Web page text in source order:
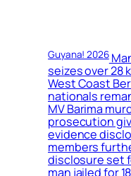
Guyana! 2026
seizes over 28
West Coast
nationals
MV Barima
prosecution
evidence
members
disclosure set
man jailed for